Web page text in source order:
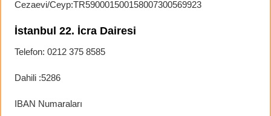
Cezaevi/Ceyp:TR590001500158007300569923
İstanbul 22. İcra Dairesi
Telefon: 0212 375 8585
Dahili :5286
IBAN Numaraları